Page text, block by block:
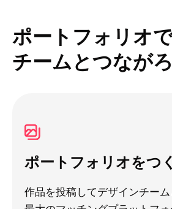
ポートフォリオ
チームとつなが
ポートフォリオをつ
作品を投稿してデザインチー